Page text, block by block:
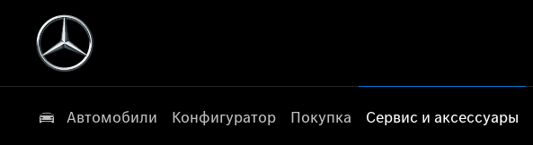
Автомобили Конфигуратор Покупка Сервис и аксессуары